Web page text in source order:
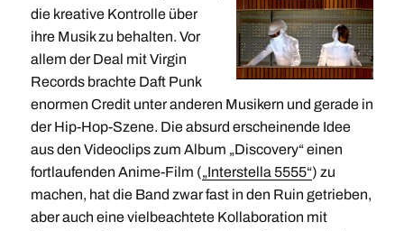
die kreative Kontrolle über
ihre Musik zu behalten. Vor
allem der Deal mit Virgin
Records brachte Daft Punk
enormen Credit unter anderen Musikern und gerade in
der Hip-Hop-Szene. Die absurd erscheinende Idee
aus den Videoclips zum Album „Discovery“ einen
fortlaufenden Anime-Film („Interstella 5555“) zu
machen, hat die Band zwar fast in den Ruin getrieben,
aber auch eine vielbeachtete Kollaboration mit